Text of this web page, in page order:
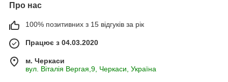
Про нас
100% позитивних з 15 відгуків за рік
Працює з 04.03.2020
м. Черкаси
вул. Віталія Вергая,9, Черкаси, Україна